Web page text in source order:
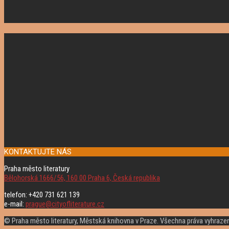
KONTAKTUJTE NÁS
Praha město literatury
Bělohorská 1666/56, 160 00 Praha 6, Česká republika
telefon: +420 731 621 139
e-mail: prague@cityofliterature.cz
© Praha město literatury, Městská knihovna v Praze. Všechna práva